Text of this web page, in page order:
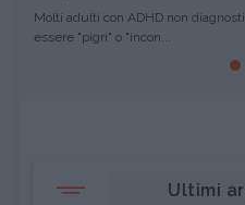
Molti adulti con ADHD non
essere "pigri" o "incon...
Ultimi